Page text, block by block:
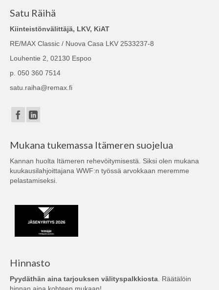
Satu Räihä
Kiinteistönvälittäjä, LKV, KiAT
RE/MAX Classic / Nuova Casa LKV 2533237-8
Louhentie 2, 02130 Espoo
p. 050 360 7514
satu.raiha@remax.fi
Mukana tukemassa Itämeren suojelua
Kannan huolta Itämeren rehevöitymisestä. Siksi olen mukana
kuukausilahjoittajana WWF:n työssä arvokkaan meremme
pelastamiseksi.
Hinnasto
Pyydäthän aina tarjouksen välityspalkkiosta. Räätälöin